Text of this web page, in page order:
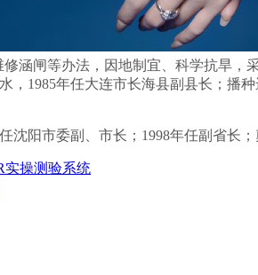
修涵闸等办法，因地制宜、科学抗旱
，1985年任大连市长海县副县长；播
阳市委副、市长；1998年任副省长
实操测验系统